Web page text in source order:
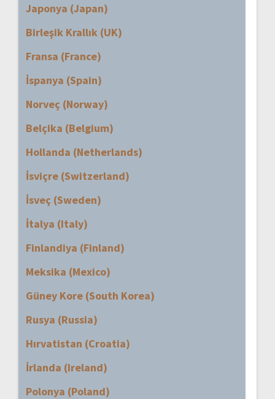
Japonya (Japan)
Birleşik Krallık (UK)
Fransa (France)
İspanya (Spain)
Norveç (Norway)
Belçika (Belgium)
Hollanda (Netherlands)
İsviçre (Switzerland)
İsveç (Sweden)
İtalya (Italy)
Finlandiya (Finland)
Meksika (Mexico)
Güney Kore (South Korea)
Rusya (Russia)
Hırvatistan (Croatia)
İrlanda (Ireland)
Polonya (Poland)